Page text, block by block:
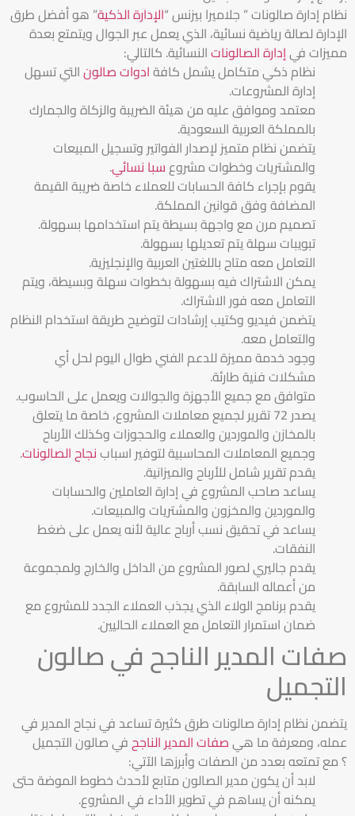
نظام إدارة صالونات ” جلاميرا بيزنس “الإدارة الذكية” هو أفضل طرق
الإدارة لصالة رياضية نسائية، الذي يعمل عبر الجوال ويتمتع بعدة
مميزات فيإدارة الصالوناتالنسائية. كالتالي:
نظام ذكي متكامل يشمل كافةادوات صالونالتي تسهل
إدارة المشروعات.
معتمد وموافق عليه من هيئة الضريبة والزكاة والجمارك
بالمملكة العربية السعودية.
يتضمن نظام متميز لإصدار الفواتير وتسجيل المبيعات
والمشتريات وخطوات مشروعسبا نسائي.
يقوم بإجراء كافة الحسابات للعملاء خاصة ضريبة القيمة
المضافة وفق قوانين المملكة.
تصميم مرن مع واجهة بسيطة يتم استخدامها بسهولة.
تبويبات سهلة يتم تعديلها بسهولة.
التعامل معه متاح باللغتين العربية والإنجليزية.
يمكن الاشتراك فيه بسهولة بخطوات سهلة وبسيطة، ويتم
التعامل معه فور الاشتراك.
يتضمن فيديو وكتيب إرشادات لتوضيح طريقة استخدام النظام
والتعامل معه.
وجود خدمة مميزة للدعم الفني طوال اليوم لحل أي
مشكلات فنية طارئة.
متوافق مع جميع الأجهزة والجوالات ويعمل على الحاسوب.
يصدر 72 تقرير لجميع معاملات المشروع، خاصة ما يتعلق
بالمخازن والموردين والعملاء والحجوزات وكذلك الأرباح
وجميع المعاملات المحاسبية لتوفير اسبابنجاح الصالونات.
يقدم تقرير شامل للأرباح والميزانية.
يساعد صاحب المشروع في إدارة العاملين والحسابات
والموردين والمخزون والمشتريات والمبيعات.
يساعد في تحقيق نسب أرباح عالية لأنه يعمل على ضغط
النفقات.
يقدم جاليري لصور المشروع من الداخل والخارج ولمجموعة
من أعماله السابقة.
يقدم برنامج الولاء الذي يجذب العملاء الجدد للمشروع مع
ضمان استمرار التعامل مع العملاء الحاليين.
صفات المدير الناجح في صالون
التجميل
يتضمن نظام إدارة صالونات طرق كثيرة تساعد في نجاح المدير في
عمله، ومعرفة ما هيصفات المدير الناجحفي صالون التجميل
؟ مع تمتعه بعدد من الصفات وأبرزها الآتي:
لابد أن يكون مدير الصالون متابع لأحدث خطوط الموضة حتى
يمكنه أن يساهم في تطوير الأداء في المشروع.